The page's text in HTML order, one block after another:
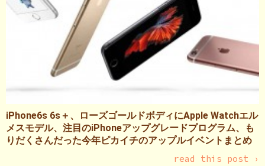
iPhone6s 6s＋、ローズゴールドボディにApple Watchエル
メスモデル、注目のiPhoneアップグレードプログラム、も
りだくさんだった今年ピカイチのアップルイベントまとめ
read this post ›